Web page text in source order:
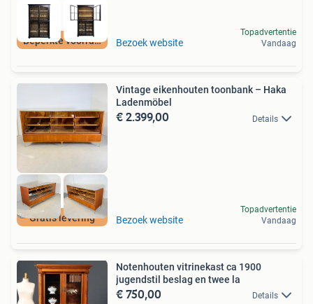
Beperkte voorraad Bezoek website
Topadvertentie
Vandaag
Gratis levering
Vintage eikenhouten toonbank – Haka
Ladenmöbel
€ 2.399,00 Details
Bezoek website
Topadvertentie
Vandaag
Notenhouten vitrinekast ca 1900
jugendstil beslag en twee la
€ 750,00 Details